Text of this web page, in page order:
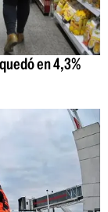
en 4,3%